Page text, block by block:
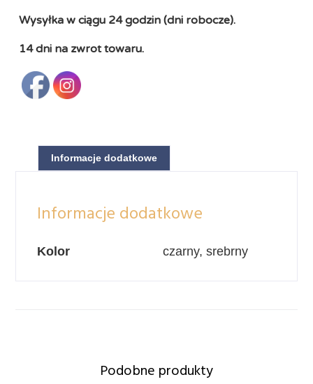
Wysyłka w ciągu 24 godzin (dni robocze).
14 dni na zwrot towaru.
Informacje dodatkowe
Informacje dodatkowe
Kolor czarny, srebrny
Podobne produkty